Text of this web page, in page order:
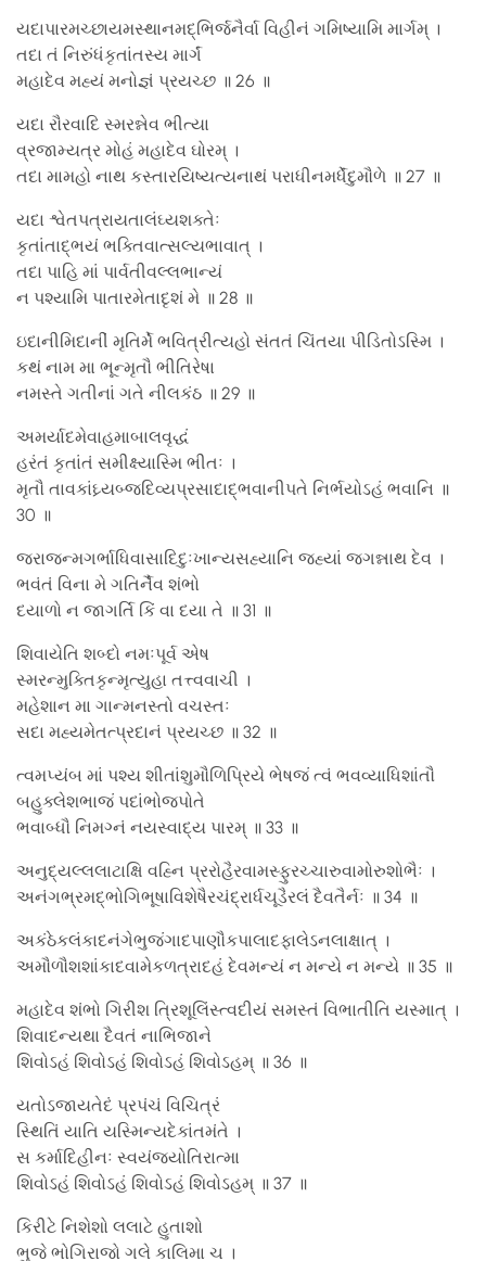
યદાપારમચ્છાયમસ્થાનમદ્ભિર્જનૈર્વા વિહીનં ગમિષ્યામિ માર્ગમ્ ।
તદા તં નિરુંધંકૃતાંતસ્ય માર્ગં
મહાદેવ મહ્યં મનોજ્ઞં પ્રયચ્છ ॥ 26 ॥
યદા રૌરવાદિ સ્મરન્નેવ ભીત્યા
વ્રજામ્યત્ર મોહં મહાદેવ ઘોરમ્ ।
તદા મામહો નાથ કસ્તારયિષ્યત્યનાથં પરાધીનમર્ધેંદુમૌળે ॥ 27 ॥
યદા શ્વેતપત્રાયતાલંઘ્યશક્તેઃ
કૃતાંતાદ્ભયં ભક્તિવાત્સલ્યભાવાત્ ।
તદા પાહિ માં પાર્વતીવલ્લભાન્યં
ન પશ્યામિ પાતારમેતાદૃશં મે ॥ 28 ॥
ઇદાનીમિદાનીં મૃતિર્મે ભવિત્રીત્યહો સંતતં ચિંતયા પીડિતોઽસ્મિ ।
કથં નામ મા ભૂન્મૃતૌ ભીતિરેષા
નમસ્તે ગતીનાં ગતે નીલકંઠ ॥ 29 ॥
અમર્યાદમેવાહમાબાલવૃદ્ધં
હરંતં કૃતાંતં સમીક્ષ્યાસ્મિ ભીતઃ ।
મૃતૌ તાવકાંઘ્ર્યબ્જદિવ્યપ્રસાદાદ્ભવાનીપતે નિર્ભયોઽહં ભવાનિ ॥
30 ॥
જરાજન્મગર્ભાધિવાસાદિદુઃખાન્યસહ્યાનિ જહ્યાં જગન્નાથ દેવ ।
ભવંતં વિના મે ગતિર્નૈવ શંભો
દયાળો ન જાગર્તિ કિં વા દયા તે ॥ 31 ॥
શિવાયેતિ શબ્દો નમઃપૂર્વ એષ
સ્મરન્મુક્તિકૃન્મૃત્યુહા તત્ત્વવાચી ।
મહેશાન મા ગાન્મનસ્તો વચસ્તઃ
સદા મહ્યમેતત્પ્રદાનં પ્રયચ્છ ॥ 32 ॥
ત્વમપ્યંબ માં પશ્ય શીતાંશુમૌળિપ્રિયે ભેષજં ત્વં ભવવ્યાધિશાંતૌ
બહુક્લેશભાજં પદાંભોજપોતે
ભવાબ્ધૌ નિમગ્નં નયસ્વાદ્ય પારમ્ ॥ 33 ॥
અનુદ્યલ્લલાટાક્ષિ વહ્નિ પ્રરોહૈરવામસ્ફુરચ્ચારુવામોરુશોભૈઃ ।
અનંગભ્રમદ્ભોગિભૂષાવિશેષૈરચંદ્રાર્ધચૂડૈરલં દૈવતૈર્નઃ ॥ 34 ॥
અકંઠેકલંકાદનંગેભુજંગાદપાણૌકપાલાદફાલેઽનલાક્ષાત્ ।
અમૌળૌશશાંકાદવામેકળત્રાદહં દેવમન્યં ન મન્યે ન મન્યે ॥ 35 ॥
મહાદેવ શંભો ગિરીશ ત્રિશૂલિંસ્ત્વદીયં સમસ્તં વિભાતીતિ યસ્માત્ ।
શિવાદન્યથા દૈવતં નાભિજાને
શિવોઽહં શિવોઽહં શિવોઽહં શિવોઽહમ્ ॥ 36 ॥
યતોઽજાયતેદં પ્રપંચં વિચિત્રં
સ્થિતિં યાતિ યસ્મિન્યદેકાંતમંતે ।
સ કર્માદિહીનઃ સ્વયંજ્યોતિરાત્મા
શિવોઽહં શિવોઽહં શિવોઽહં શિવોઽહમ્ ॥ 37 ॥
કિરીટે નિશેશો લલાટે હુતાશો
ભુજે ભોગિરાજો ગલે કાલિમા ચ ।